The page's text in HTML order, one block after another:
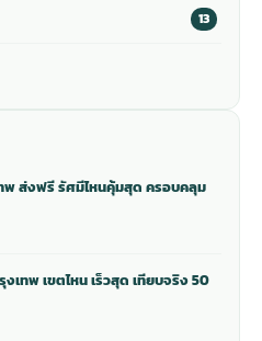
13
พ ส่งฟรี รัศมีไหนคุ้มสุด ครอบคลุม
เทพ เขตไหน เร็วสุด เทียบจริง 50